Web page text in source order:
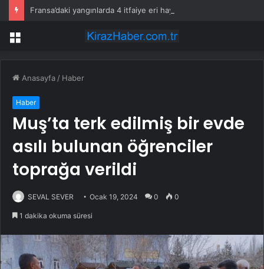
Fransa’daki yangınlarda 4 itfaiye eri hayatını kaybetti
Menü
Anasayfa / Haber
Haber
Muş’ta terk edilmiş bir evde
asılı bulunan öğrenciler
toprağa verildi
SEVAL SEVER Ocak 19, 2024 0 0
1 dakika okuma süresi